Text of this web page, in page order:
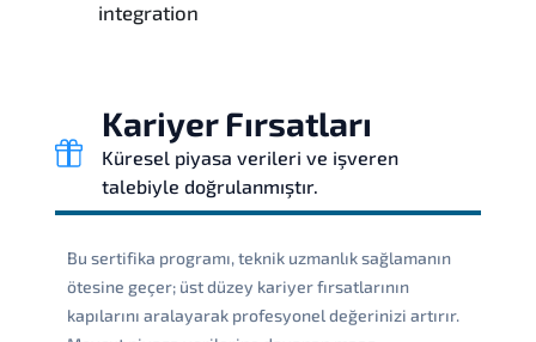
integration
Kariyer Fırsatları
Küresel piyasa verileri ve işveren
talebiyle doğrulanmıştır.
Bu sertifika programı, teknik uzmanlık sağlamanın
ötesine geçer; üst düzey kariyer fırsatlarının
kapılarını aralayarak profesyonel değerinizi artırır.